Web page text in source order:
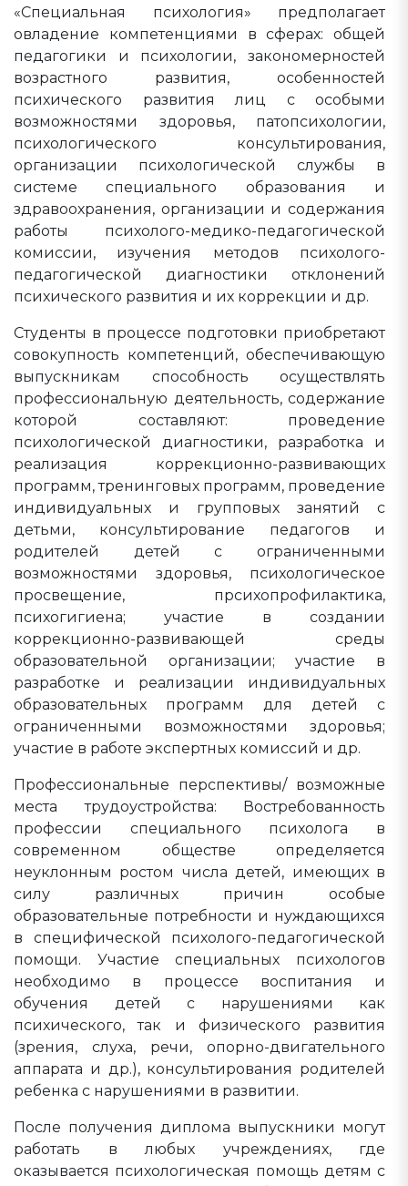
«Специальная психология» предполагает
овладение компетенциями в сферах: общей
педагогики и психологии, закономерностей
возрастного развития, особенностей
психического развития лиц с особыми
возможностями здоровья, патопсихологии,
психологического консультирования,
организации психологической службы в
системе специального образования и
здравоохранения, организации и содержания
работы психолого-медико-педагогической
комиссии, изучения методов психолого-
педагогической диагностики отклонений
психического развития и их коррекции и др.
Студенты в процессе подготовки приобретают
совокупность компетенций, обеспечивающую
выпускникам способность осуществлять
профессиональную деятельность, содержание
которой составляют: проведение
психологической диагностики, разработка и
реализация коррекционно-развивающих
программ, тренинговых программ, проведение
индивидуальных и групповых занятий с
детьми, консультирование педагогов и
родителей детей с ограниченными
возможностями здоровья, психологическое
просвещение, прсихопрофилактика,
психогигиена; участие в создании
коррекционно-развивающей среды
образовательной организации; участие в
разработке и реализации индивидуальных
образовательных программ для детей с
ограниченными возможностями здоровья;
участие в работе экспертных комиссий и др.
Профессиональные перспективы/ возможные
места трудоустройства: Востребованность
профессии специального психолога в
современном обществе определяется
неуклонным ростом числа детей, имеющих в
силу различных причин особые
образовательные потребности и нуждающихся
в специфической психолого-педагогической
помощи. Участие специальных психологов
необходимо в процессе воспитания и
обучения детей с нарушениями как
психического, так и физического развития
(зрения, слуха, речи, опорно-двигательного
аппарата и др.), консультирования родителей
ребенка с нарушениями в развитии.
После получения диплома выпускники могут
работать в любых учреждениях, где
оказывается психологическая помощь детям с